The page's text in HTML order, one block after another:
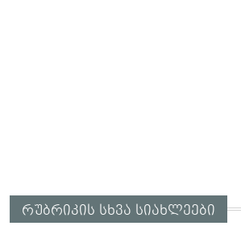
რუბრიკის სხვა სიახლეები